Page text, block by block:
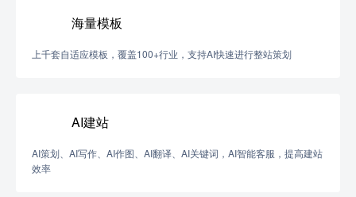
海量模板
上千套自适应模板，覆盖100+行业，支持AI快速进行整站策划
AI建站
AI策划、AI写作、AI作图、AI翻译、AI关键词，AI智能客服，提高建站
效率